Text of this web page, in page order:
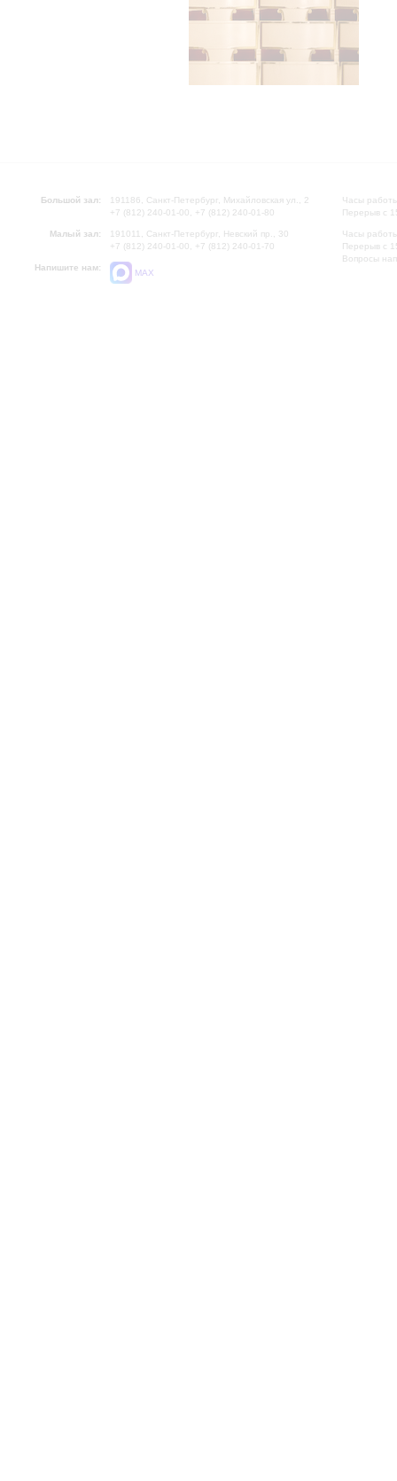
Большой зал:
191186, Санкт-Петербург, Михайловская ул., 2
+7 (812) 240-01-00, +7 (812) 240-01-80
Малый зал:
191011, Санкт-Петербург, Невский пр., 30
+7 (812) 240-01-00, +7 (812) 240-01-70
Напишите нам:
MAX
Часы
Перерыв с
Часы
Перерыв с
Вопросы